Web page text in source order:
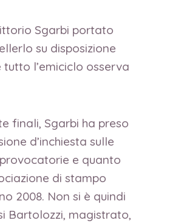
Sgarbi portato
su disposizione
l’emiciclo osserva
finali, Sgarbi ha preso
d’inchiesta sulle
e quanto
di stampo
2008. Non si è quindi
Bartolozzi, magistrato,